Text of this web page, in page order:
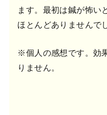
ます。最初は鍼が怖い
ほとんどありませんで
※個人の感想です。効
りません。